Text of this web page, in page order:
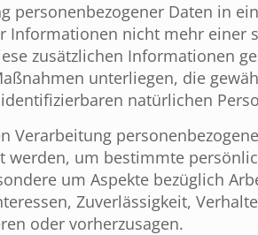
personenbezogener Daten in
Informationen nicht mehr einer
zusätzlichen Informationen
unterliegen, die
natürlichen
Verarbeitung
werden, um bestimmte
um Aspekte bezüglich
Zuverlässigkeit,
oder vorherzusagen.